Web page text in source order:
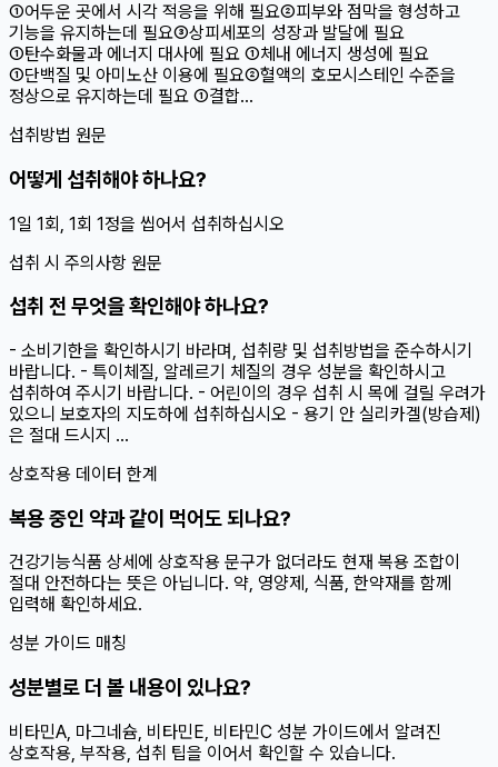
①어두운 곳에서 시각 적응을 위해 필요②피부와 점막을 형성하고
기능을 유지하는데 필요③상피세포의 성장과 발달에 필요
①탄수화물과 에너지 대사에 필요 ①체내 에너지 생성에 필요
①단백질 및 아미노산 이용에 필요②혈액의 호모시스테인 수준을
정상으로 유지하는데 필요 ①결합...
섭취방법 원문
어떻게 섭취해야 하나요?
1일 1회, 1회 1정을 씹어서 섭취하십시오
섭취 시 주의사항 원문
섭취 전 무엇을 확인해야 하나요?
- 소비기한을 확인하시기 바라며, 섭취량 및 섭취방법을 준수하시기
바랍니다. - 특이체질, 알레르기 체질의 경우 성분을 확인하시고
섭취하여 주시기 바랍니다. - 어린이의 경우 섭취 시 목에 걸릴 우려가
있으니 보호자의 지도하에 섭취하십시오 - 용기 안 실리카겔(방습제)
은 절대 드시지 ...
상호작용 데이터 한계
복용 중인 약과 같이 먹어도 되나요?
건강기능식품 상세에 상호작용 문구가 없더라도 현재 복용 조합이
절대 안전하다는 뜻은 아닙니다. 약, 영양제, 식품, 한약재를 함께
입력해 확인하세요.
성분 가이드 매칭
성분별로 더 볼 내용이 있나요?
비타민A, 마그네슘, 비타민E, 비타민C 성분 가이드에서 알려진
상호작용, 부작용, 섭취 팁을 이어서 확인할 수 있습니다.